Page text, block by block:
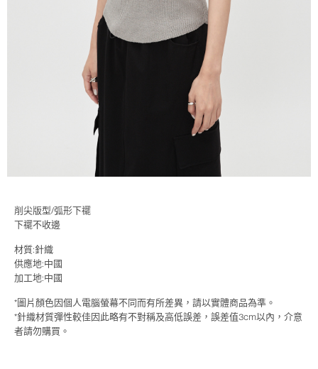
削尖版型/弧形下襬
下襬不收邊
材質:針織
供應地:中國
加工地:中國
*圖片顏色因個人電腦螢幕不同而有所差異，請以實體商品為準。
*針織材質彈性較佳因此略有不對稱及高低誤差，誤差值3cm以內，介意
者請勿購買。